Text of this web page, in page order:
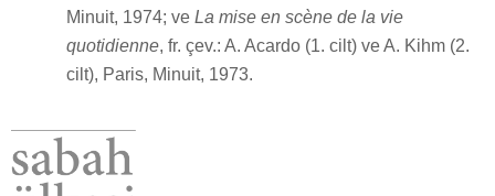
Minuit, 1974; ve La mise en scène de la vie
quotidienne, fr. çev.: A. Acardo (1. cilt) ve A. Kihm (2.
cilt), Paris, Minuit, 1973.